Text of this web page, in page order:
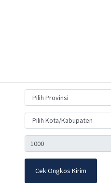
Cek Ongkos Kirim